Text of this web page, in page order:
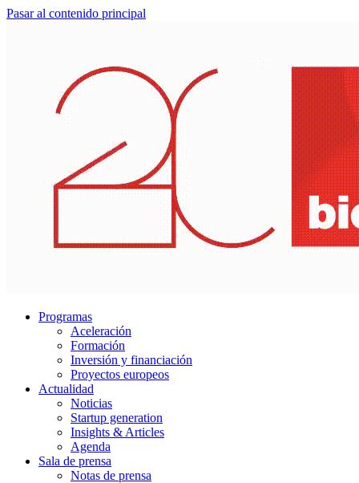
Pasar al contenido principal
Programas
Aceleración
Formación
Inversión y financiación
Proyectos europeos
Actualidad
Noticias
Startup generation
Insights & Articles
Agenda
Sala de prensa
Notas de prensa